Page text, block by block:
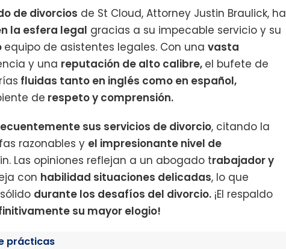
de divorcios de St Cloud, Attorney Justin Braulick, ha
la esfera legal gracias a su impecable servicio y su
equipo de asistentes legales. Con una vasta
y una reputación de alto calibre, el bufete de
fluidas tanto en inglés como en español,
de respeto y comprensión.
sus servicios de divorcio, citando la
razonables y el impresionante nivel de
Las opiniones reflejan a un abogado trabajador y
con habilidad situaciones delicadas, lo que
durante los desafíos del divorcio. ¡El respaldo
su mayor elogio!
prácticas